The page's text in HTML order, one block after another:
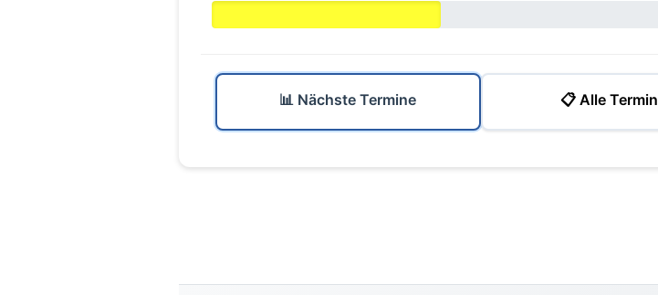
📊 Nächste Termine 📋 Alle